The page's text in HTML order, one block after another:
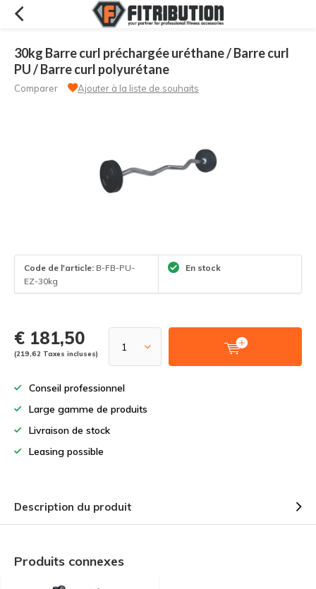
30kg Barre curl préchargée uréthane / Barre curl
PU / Barre curl polyurétane
Comparer Ajouter à la liste de souhaits
Code de l'article: B-FB-PU-
EZ-30kg
En stock
€ 181,50
(219,62 Taxes incluses)
Conseil professionnel
Large gamme de produits
Livraison de stock
Leasing possible
Description du produit
Produits connexes